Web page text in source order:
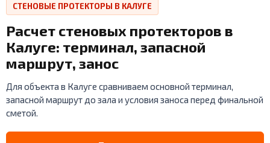
СТЕНОВЫЕ ПРОТЕКТОРЫ В КАЛУГЕ
Расчет стеновых протекторов в
Калуге: терминал, запасной
маршрут, занос
Для объекта в Калуге сравниваем основной терминал,
запасной маршрут до зала и условия заноса перед финальной
сметой.